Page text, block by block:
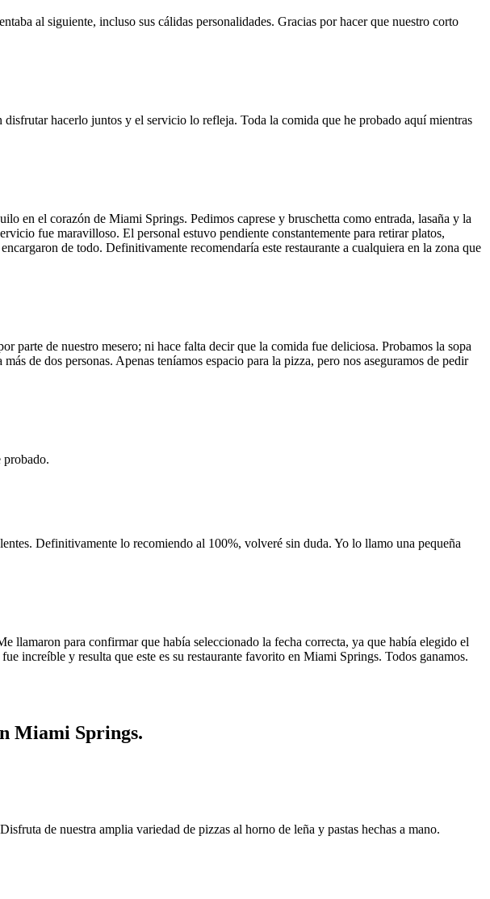
al siguiente, incluso sus cálidas personalidades. Gracias por hacer que nuestro corto
hacerlo juntos y el servicio lo refleja. Toda la comida que he probado aquí mientras
en el corazón de Miami Springs. Pedimos caprese y bruschetta como entrada, lasaña y la
fue maravilloso. El personal estuvo pendiente constantemente para retirar platos,
de todo. Definitivamente recomendaría este restaurante a cualquiera en la zona que
parte de nuestro mesero; ni hace falta decir que la comida fue deliciosa. Probamos la sopa
de dos personas. Apenas teníamos espacio para la pizza, pero nos aseguramos de pedir
probado.
Definitivamente lo recomiendo al 100%, volveré sin duda. Yo lo llamo una pequeña
para confirmar que había seleccionado la fecha correcta, ya que había elegido el
increíble y resulta que este es su restaurante favorito en Miami Springs. Todos ganamos.
Miami Springs.
de nuestra amplia variedad de pizzas al horno de leña y pastas hechas a mano.